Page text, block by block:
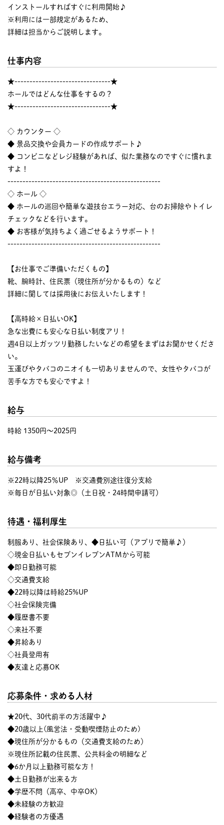
インストールすればすぐに利用開始♪
※利用には一部規定があるため、
詳細は担当からご説明します。
仕事内容
★--------------------------------★
ホールではどんな仕事をするの？
★--------------------------------★
◇ カウンター ◇
◆ 景品交換や会員カードの作成サポート♪
◆ コンビニなどレジ経験があれば、似た業務なのですぐに慣れま
すよ！
---------------------------------------------------
◇ ホール ◇
◆ ホールの巡回や簡単な遊技台エラー対応、台のお掃除やトイレ
チェックなどを行います。
◆ お客様が気持ちよく過ごせるようサポート！
---------------------------------------------------
【お仕事でご準備いただくもの】
靴、腕時計、住民票（現住所が分かるもの）など
詳細に関しては採用後にお伝えいたします！
【高時給×日払いOK】
急な出費にも安心な日払い制度アリ！
週4日以上ガッツリ勤務したいなどの希望をまずはお聞かせくださ
い。
玉運びやタバコのニオイも一切ありませんので、女性やタバコが
苦手な方でも安心ですよ！
給与
時給 1350円〜2025円
給与備考
※22時以降25％UP ※交通費別途往復分支給
※毎日が日払い対象◎（土日祝・24時間申請可）
待遇・福利厚生
制服あり、社会保険あり、◆日払い可（アプリで簡単♪）
◇現金日払いもセブンイレブンATMから可能
◆即日勤務可能
◇交通費支給
◆22時以降は時給25%UP
◇社会保険完備
◆履歴書不要
◇来社不要
◆昇給あり
◇社員登用有
◆友達と応募OK
応募条件・求める人材
★20代、30代前半の方活躍中♪
◆20歳以上(風営法・受動喫煙防止のため)
◆現住所が分かるもの（交通費支給のため）
※現住所記載の住民票、公共料金の明細など
◆6か月以上勤務可能な方！
◆土日勤務が出来る方
◆学歴不問（高卒、中卒OK）
◆未経験の方歓迎
◆経験者の方優遇